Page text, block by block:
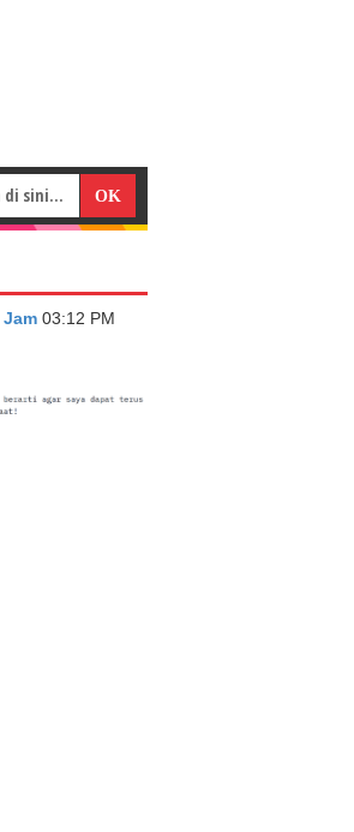
Jam 03:12 PM